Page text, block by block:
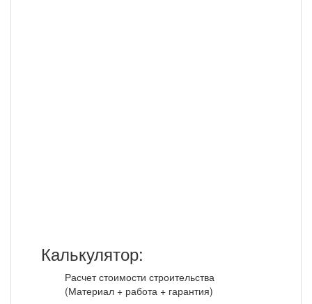
Калькулятор:
Расчет стоимости строительства
(Материал + работа + гарантия)